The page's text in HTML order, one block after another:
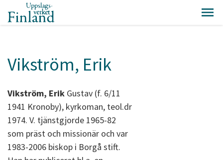
Vikström, Erik
Vikström, Erik Gustav (f. 6/11
1941 Kronoby), kyrkoman, teol.dr
1974. V. tjänstgjorde 1965-82
som präst och missionär och var
1983-2006 biskop i Borgå stift.